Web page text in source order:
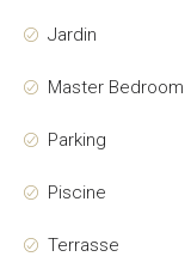
Jardin
Master Bedroom
Parking
Piscine
Terrasse